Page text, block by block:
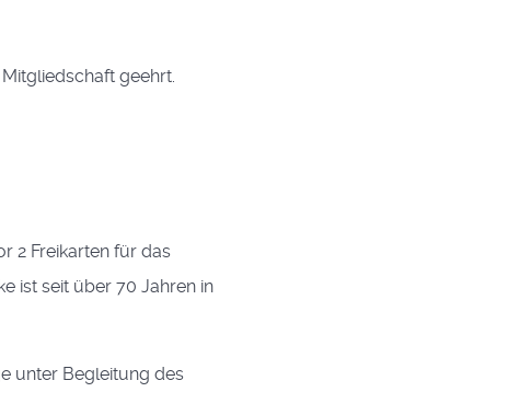
geehrt.
2 Freikarten für das
ist seit über 70 Jahren in
unter Begleitung des